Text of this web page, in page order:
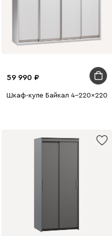
Золотистый 2 зеркала
59 990
Шкаф-купе Байкал 4-220x220